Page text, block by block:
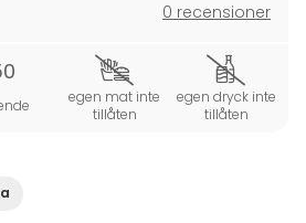
0 recensioner
egen mat inte
tillåten
egen dryck inte
tillåten